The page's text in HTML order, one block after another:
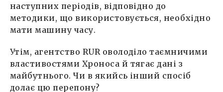
наступних періодів, відповідно до
методики, що використовується, необхідно
мати машину часу.
Утім, агентство RUR оволоділо таємничими
властивостями Хроноса й тягає дані з
майбутнього. Чи в якийсь інший спосіб
долає цю перепону?